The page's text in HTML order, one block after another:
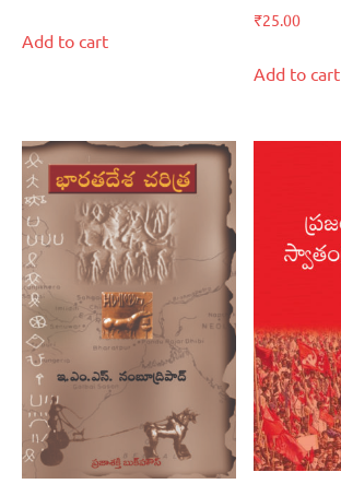
Add to cart
₹25.00
Add to cart